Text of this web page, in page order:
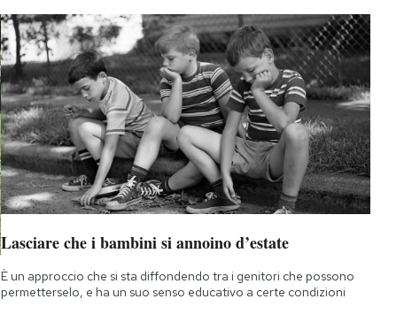
Lasciare che i bambini si annoino d’estate
È un approccio che si sta diffondendo tra i genitori che possono
permetterselo, e ha un suo senso educativo a certe condizioni